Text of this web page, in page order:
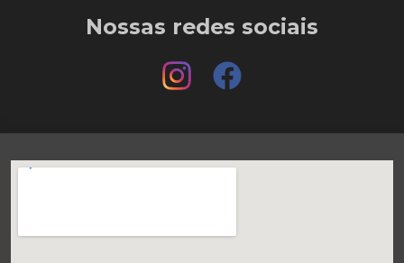
Nossas redes sociais